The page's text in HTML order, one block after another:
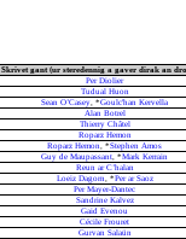
Skrivet gant (ur steredennig a gaver dirak an
Per Diolier
Tudual Huon
Sean O’Casey , *Goulc'han Kervella
Alan Botrel
Thierry Châtel
Roparz Hemon
Roparz Hemon , *Stephen Amos
Guy de Maupassant , *Mark Kerrain
Reun ar C’halan
Loeiz Dagorn , *Per ar Saoz
Per Mayer-Dantec
Sandrine Kalvez
Gaid Evenou
Cécile Frouret
Gurvan Salaün